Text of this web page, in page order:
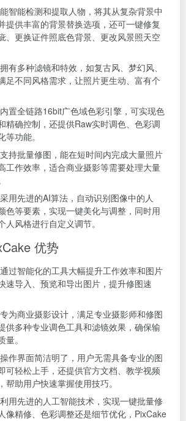
能智能检测和提取人物，将其从复杂背景中
提供丰富的背景替换选项，还可一键修复
、更换证件照底色背景、更改风景照天空
拥有多种滤镜和特效，如复古风、梦幻风、
足不同风格需求，让照片更生动、富有个
内置全链路16bit广色域色彩引擎，可实现色
精确控制，还提供Raw实时调色、色彩调
功能。
支持批量修图，能在短时间内完成大量照片
工作效率，适合商业摄影等需要处理大量
采用先进的AI算法，自动识别图像中的人
色等要素，实现一键美化与调整，同时用
人风格进行自定义调节。
优势
过智能化的工具大幅提升工作效率和图片
速导入、预览和导出图片，提升修图速
专为商业摄影设计，满足专业摄影师和修图
供多种专业调色工具和滤镜效果，确保输
。
操作界面简洁明了，用户无需具备专业的图
可轻松上手，还提供官方文档、教学视频
帮助用户快速掌握使用技巧。
利用先进的人工智能技术，实现一键批量修
像精修、色彩调整还是细节优化，PixCake